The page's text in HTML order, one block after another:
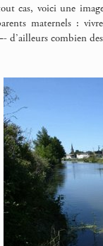
cas, voici une
maternels :
d’ailleurs combien